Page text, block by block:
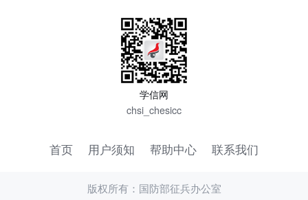
学信网
chsi_chesicc
首页 用户须知 帮助中心 联系我们
版权所有：国防部征兵办公室